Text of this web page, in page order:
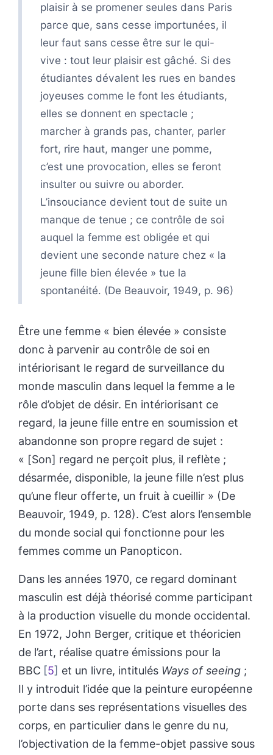
plaisir à se promener seules dans Paris
parce que, sans cesse importunées, il
leur faut sans cesse être sur le qui-
vive : tout leur plaisir est gâché. Si des
étudiantes dévalent les rues en bandes
joyeuses comme le font les étudiants,
elles se donnent en spectacle ;
marcher à grands pas, chanter, parler
fort, rire haut, manger une pomme,
c’est une provocation, elles se feront
insulter ou suivre ou aborder.
L’insouciance devient tout de suite un
manque de tenue ; ce contrôle de soi
auquel la femme est obligée et qui
devient une seconde nature chez « la
jeune fille bien élevée » tue la
spontanéité. (De Beauvoir, 1949, p. 96)
Être une femme « bien élevée » consiste
donc à parvenir au contrôle de soi en
intériorisant le regard de surveillance du
monde masculin dans lequel la femme a le
rôle d’objet de désir. En intériorisant ce
regard, la jeune fille entre en soumission et
abandonne son propre regard de sujet :
« [Son] regard ne perçoit plus, il reflète ;
désarmée, disponible, la jeune fille n’est plus
qu’une fleur offerte, un fruit à cueillir » (De
Beauvoir, 1949, p. 128). C’est alors l’ensemble
du monde social qui fonctionne pour les
femmes comme un Panopticon.
Dans les années 1970, ce regard dominant
masculin est déjà théorisé comme participant
à la production visuelle du monde occidental.
En 1972, John Berger, critique et théoricien
de l’art, réalise quatre émissions pour la
BBC
5 et un livre, intitulés Ways of seeing;
Il y introduit l’idée que la peinture européenne
porte dans ses représentations visuelles des
corps, en particulier dans le genre du nu,
l’objectivation de la femme-objet passive sous